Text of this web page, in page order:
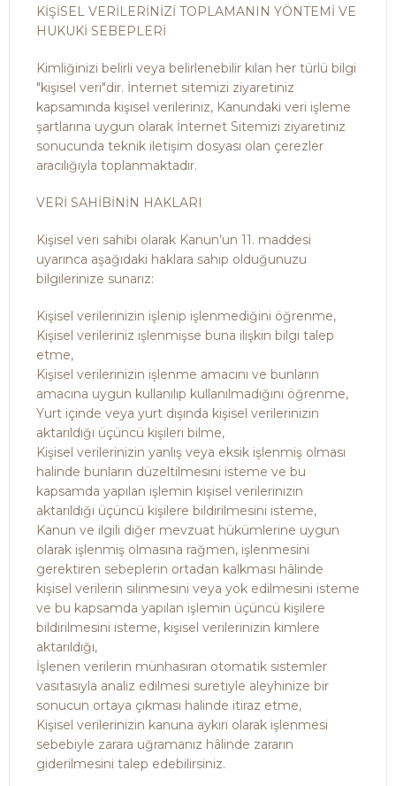
KİŞİSEL VERİLERİNİZİ TOPLAMANIN YÖNTEMİ VE
HUKUKİ SEBEPLERİ
Kimliğinizi belirli veya belirlenebilir kılan her türlü bilgi
"kişisel veri"dir. İnternet sitemizi ziyaretiniz
kapsamında kişisel verileriniz, Kanundaki veri işleme
şartlarına uygun olarak İnternet Sitemizi ziyaretiniz
sonucunda teknik iletişim dosyası olan çerezler
aracılığıyla toplanmaktadır.
VERİ SAHİBİNİN HAKLARI
Kişisel veri sahibi olarak Kanun’un 11. maddesi
uyarınca aşağıdaki haklara sahip olduğunuzu
bilgilerinize sunarız:
Kişisel verilerinizin işlenip işlenmediğini öğrenme,
Kişisel verileriniz işlenmişse buna ilişkin bilgi talep
etme,
Kişisel verilerinizin işlenme amacını ve bunların
amacına uygun kullanılıp kullanılmadığını öğrenme,
Yurt içinde veya yurt dışında kişisel verilerinizin
aktarıldığı üçüncü kişileri bilme,
Kişisel verilerinizin yanlış veya eksik işlenmiş olması
halinde bunların düzeltilmesini isteme ve bu
kapsamda yapılan işlemin kişisel verilerinizin
aktarıldığı üçüncü kişilere bildirilmesini isteme,
Kanun ve ilgili diğer mevzuat hükümlerine uygun
olarak işlenmiş olmasına rağmen, işlenmesini
gerektiren sebeplerin ortadan kalkması hâlinde
kişisel verilerin silinmesini veya yok edilmesini isteme
ve bu kapsamda yapılan işlemin üçüncü kişilere
bildirilmesini isteme, kişisel verilerinizin kimlere
aktarıldığı,
İşlenen verilerin münhasıran otomatik sistemler
vasıtasıyla analiz edilmesi suretiyle aleyhinize bir
sonucun ortaya çıkması halinde itiraz etme,
Kişisel verilerinizin kanuna aykırı olarak işlenmesi
sebebiyle zarara uğramanız hâlinde zararın
giderilmesini talep edebilirsiniz.